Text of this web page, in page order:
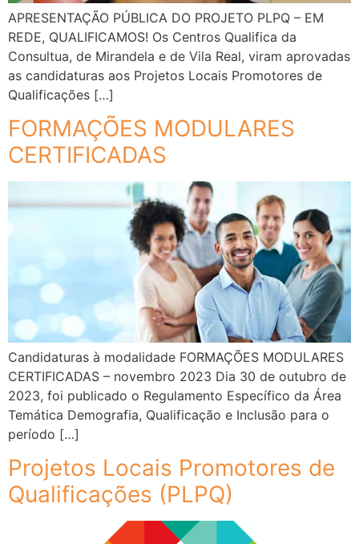
APRESENTAÇÃO PÚBLICA DO PROJETO PLPQ – EM
REDE, QUALIFICAMOS! Os Centros Qualifica da
Consultua, de Mirandela e de Vila Real, viram aprovadas
as candidaturas aos Projetos Locais Promotores de
Qualificações […]
FORMAÇÕES MODULARES
CERTIFICADAS
Candidaturas à modalidade FORMAÇÕES MODULARES
CERTIFICADAS – novembro 2023 Dia 30 de outubro de
2023, foi publicado o Regulamento Específico da Área
Temática Demografia, Qualificação e Inclusão para o
período […]
Projetos Locais Promotores de
Qualificações (PLPQ)